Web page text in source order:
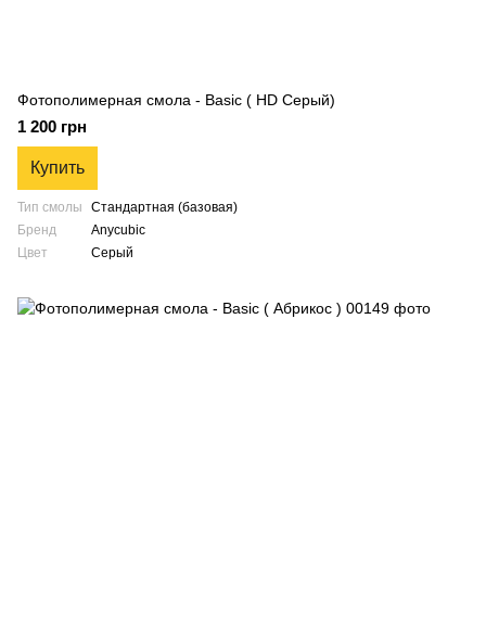
Фотополимерная смола - Basic ( HD Серый)
1 200 грн
Купить
Тип смолы
Стандартная (базовая)
Бренд
Anycubic
Цвет
Серый